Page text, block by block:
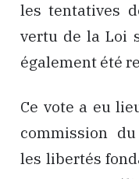
les tentatives
vertu de la Loi
également été
Ce vote a eu
commission
les libertés